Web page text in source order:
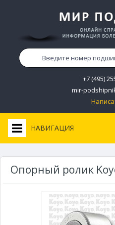
+7 (495)
mir-
НАВИГАЦИЯ
Опорный ролик